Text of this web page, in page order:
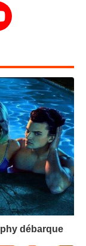
débarque